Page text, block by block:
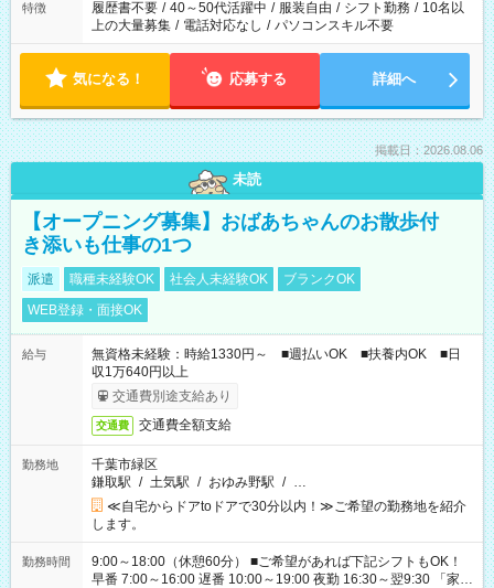
特徴 履歴書不要 / 40～50代活躍中 / 服装自由 / シフト勤務 / 10名以
上の大量募集 / 電話対応なし / パソコンスキル不要
気になる！ 応募する 詳細へ
掲載日：2026.08.06
未読
【オープニング募集】おばあちゃんのお散歩付
き添いも仕事の1つ
派遣 職種未経験OK 社会人未経験OK
ブランクOK
WEB登録・面接OK
給与
無資格未経験：時給1330円～ ■週払いOK ■扶養内OK ■日
収1万640円以上
交通費別途支給あり
交通費 交通費全額支給
勤務地
千葉市緑区
鎌取駅 / 土気駅 / おゆみ野駅 / …
≪自宅からドアtoドアで30分以内！≫ご希望の勤務地を紹介
します。
勤務時間
9:00～18:00（休憩60分） ■ご希望があれば下記シフトもOK！
早番 7:00～16:00 遅番 10:00～19:00 夜勤 16:30～翌9:30 「家族